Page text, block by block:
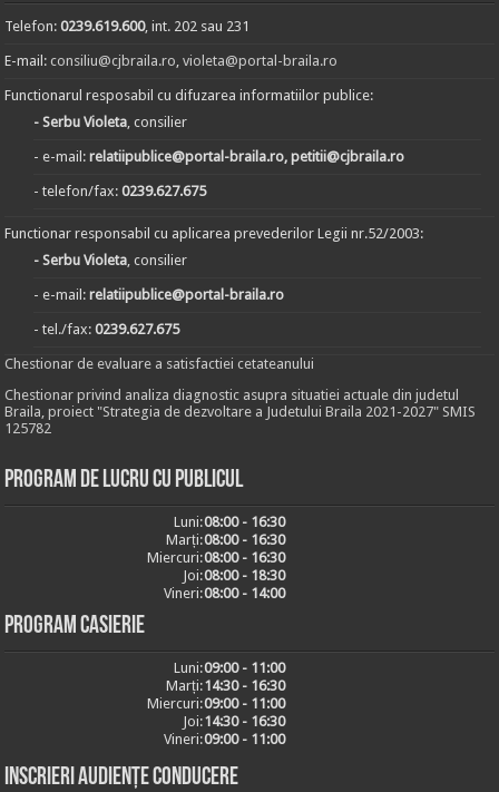
Telefon:0239.619.600, int. 202 sau 231
E-mail:consiliu@cjbraila.ro,violeta@portal-braila.ro
Functionarul resposabil cu difuzarea informatiilor publice:
- Serbu Violeta, consilier
- e-mail:relatiipublice@portal-braila.ro, petitii@cjbraila.ro
- telefon/fax:0239.627.675
Functionar responsabil cu aplicarea prevederilor Legii nr.52/2003:
- Serbu Violeta, consilier
- e-mail:relatiipublice@portal-braila.ro
- tel./fax:0239.627.675
Chestionar de evaluare a satisfactiei cetateanului
Chestionar privind analiza diagnostic asupra situatiei actuale din judetul
Braila, proiect "Strategia de dezvoltare a Judetului Braila 2021-2027" SMIS
125782
Program de lucru cu publicul
Luni:08:00 - 16:30
Marți:08:00 - 16:30
Miercuri:08:00 - 16:30
Joi:08:00 - 18:30
Vineri:08:00 - 14:00
Program casierie
Luni:09:00 - 11:00
Marți:14:30 - 16:30
Miercuri:09:00 - 11:00
Joi:14:30 - 16:30
Vineri:09:00 - 11:00
Inscrieri audiențe conducere